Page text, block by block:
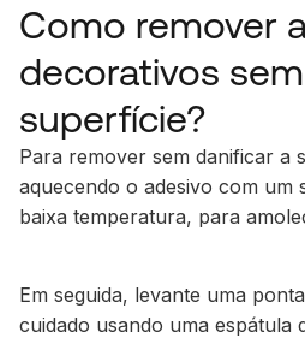
Como remover
decorativos
superfície?
Para remover sem danificar a
aquecendo o adesivo com um
baixa temperatura, para
Em seguida, levante uma
cuidado usando uma espátula